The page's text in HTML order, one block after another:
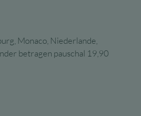
Monaco, Niederlande,
betragen pauschal 19,90